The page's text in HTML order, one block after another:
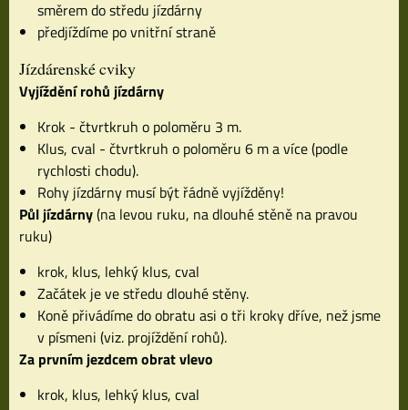
směrem do středu jízdárny
předjíždíme po vnitřní straně
Jízdárenské cviky
Vyjíždění rohů jízdárny
Krok - čtvrtkruh o poloměru 3 m.
Klus, cval - čtvrtkruh o poloměru 6 m a více (podle
rychlosti chodu).
Rohy jízdárny musí být řádně vyjížděny!
Půl jízdárny(na levou ruku, na dlouhé stěně na pravou
ruku)
krok, klus, lehký klus, cval
Začátek je ve středu dlouhé stěny.
Koně přivádíme do obratu asi o tři kroky dříve, než jsme
v písmeni (viz. projíždění rohů).
Za prvním jezdcem obrat vlevo
krok, klus, lehký klus, cval